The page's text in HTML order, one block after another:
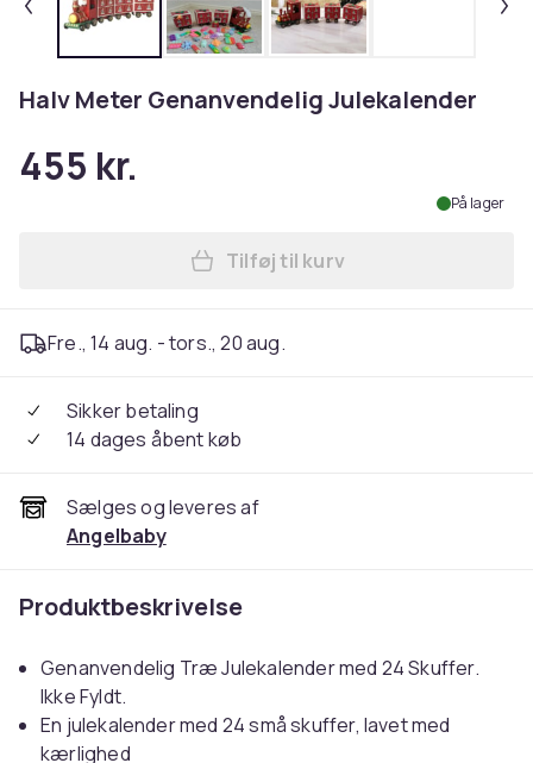
Halv Meter Genanvendelig Julekalender
455 kr.
På lager
Læg Halv Meter
Tilføj til kurv
Fre., 14 aug. - tors., 20 aug.
Sikker betaling
14 dages åbent køb
Sælges og leveres af
Angelbaby
Produktbeskrivelse
Genanvendelig Træ Julekalender med 24 Skuffer.
Ikke Fyldt.
En julekalender med 24 små skuffer, lavet med
kærlighed